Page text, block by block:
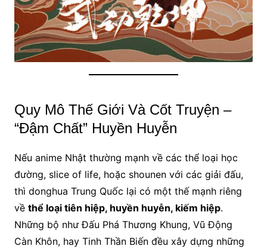
Quy Mô Thế Giới Và Cốt Truyện –
“Đậm Chất” Huyền Huyễn
Nếu anime Nhật thường mạnh về các thể loại học
đường, slice of life, hoặc shounen với các giải đấu,
thì donghua Trung Quốc lại có một thế mạnh riêng
về thể loại tiên hiệp, huyền huyễn, kiếm hiệp.
Những bộ như Đấu Phá Thương Khung, Vũ Động
Càn Khôn, hay Tinh Thần Biến đều xây dựng những